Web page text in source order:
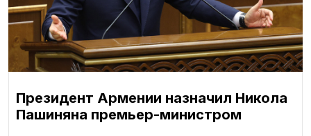
Президент Армении назначил Никола
Пашиняна премьер-министром